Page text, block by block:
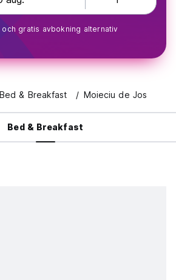
gratis avbokning alternativ
& Breakfast Moieciu de Jos
Bed & Breakfast